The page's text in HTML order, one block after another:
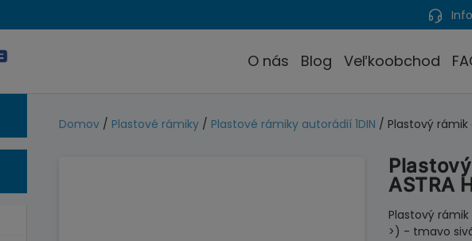
O nás Blog Veľkoobchod
Domov / Plastové rámiky / Plastové rámiky autorádií 1DIN / Plastový rámik
ASTRA
Plastový rámik
>) - tmavo